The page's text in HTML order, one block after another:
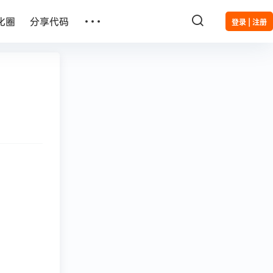
登录 | 注册
圈 分享代码 …